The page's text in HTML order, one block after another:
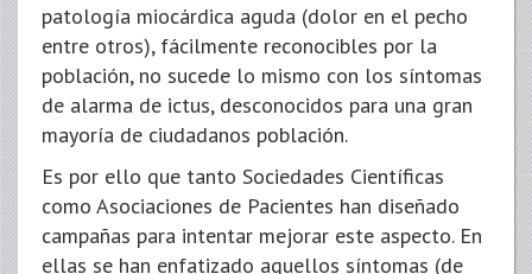
patología miocárdica aguda (dolor en el pecho
entre otros), fácilmente reconocibles por la
población, no sucede lo mismo con los síntomas
de alarma de ictus, desconocidos para una gran
mayoría de ciudadanos población.
Es por ello que tanto Sociedades Científicas
como Asociaciones de Pacientes han diseñado
campañas para intentar mejorar este aspecto. En
ellas se han enfatizado aquellos síntomas (de